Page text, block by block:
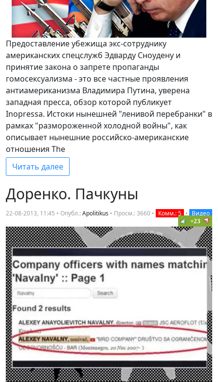
Предоставление убежища экс-сотруднику
американских спецслужб Эдварду Сноудену и
принятие закона о запрете пропаганды
гомосексуализма - это все частные проявления
антиамериканизма Владимира Путина, уверена
западная пресса, обзор которой публикует
Inopressa. Истоки нынешней "ленивой перебранки" в
рамках "размороженной холодной войны", как
описывает нынешние российско-американские
отношения The
Читать далее
Доренко. Пачкуны
22-08-2013, 11:45 • Опубл.:Apolitikus • Просм.: 3660 • Комм.: 5 • Видео
+23